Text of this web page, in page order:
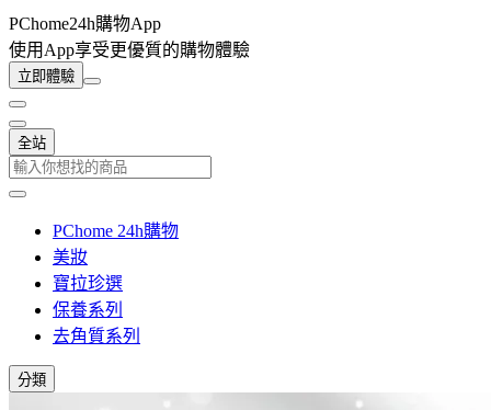
PChome24h購物App
使用App享受更優質的購物體驗
立即體驗
全站
PChome 24h購物
美妝
寶拉珍選
保養系列
去角質系列
分類